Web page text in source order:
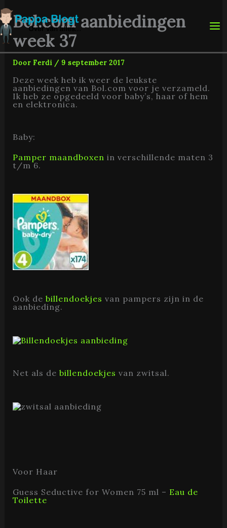
naar
de
inhoudBol.com aanbiedingen
week 37
Door Ferdi / 9 september 2017
Deze week heb ik weer de leukste
aanbiedingen van Bol.com voor je verzameld.
Ik heb ze opgedeeld voor baby’s, haar of hem
en elektronica.
Baby:
Pamper maandboxen in verschillende maten 3
t/m 6.
Ook de billendoekjes van pampers zijn in de
aanbieding.
Net als de billendoekjes van zwitsal.
Voor Haar
Guess Seductive for Women 75 ml – Eau de
Toilette